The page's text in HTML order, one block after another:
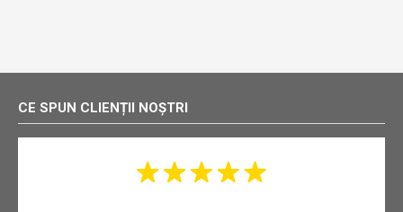
CE SPUN CLIENȚII NOȘTRI